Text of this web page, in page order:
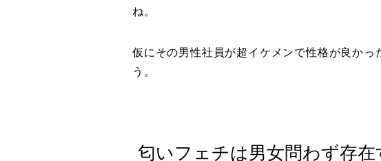
ね。
仮にその男性社員が超イケメンで性格が良か
う。
匂いフェチは男女問わず存在